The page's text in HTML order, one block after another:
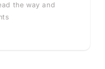
the way and